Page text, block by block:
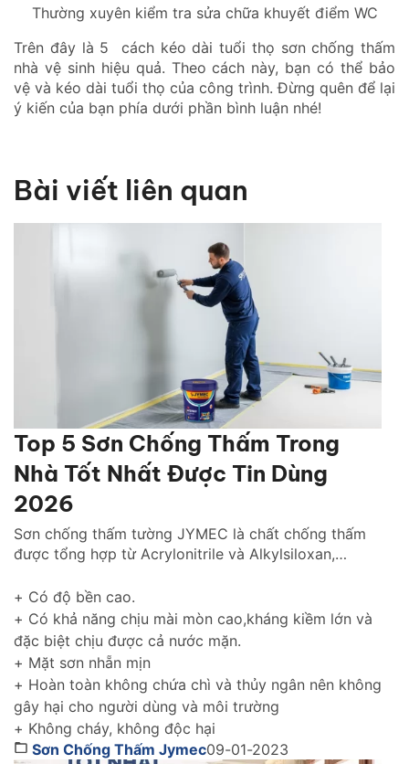
Thường xuyên kiểm tra sửa chữa khuyết điểm WC
Trên đây là 5 cách kéo dài tuổi thọ sơn chống thấm
nhà vệ sinh hiệu quả. Theo cách này, bạn có thể bảo
vệ và kéo dài tuổi thọ của công trình. Đừng quên để lại
ý kiến của bạn phía dưới phần bình luận nhé!
Bài viết liên quan
Top 5 Sơn Chống Thấm Trong
Nhà Tốt Nhất Được Tin Dùng
2026
Sơn chống thấm tường JYMEC là chất chống thấm
được tổng hợp từ Acrylonitrile và Alkylsiloxan,
tường ngoài trời gìn giữ và tôn lên vẻ đẹp ngôi nhà
của bạn thách thức với thời gian.
+ Có độ bền cao.
+ Có khả năng chịu mài mòn cao,kháng kiềm lớn và
đặc biệt chịu được cả nước mặn.
+ Mặt sơn nhẵn mịn
+ Hoàn toàn không chứa chì và thủy ngân nên không
gây hại cho người dùng và môi trường
+ Không cháy, không độc hại
Sơn Chống Thấm Jymec09-01-2023